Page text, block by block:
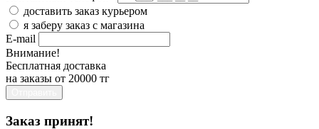
доставить заказ курьером
я заберу заказ с магазина
E-mail
Внимание!
Бесплатная доставка
на заказы от 20000 тг
Заказ принят!